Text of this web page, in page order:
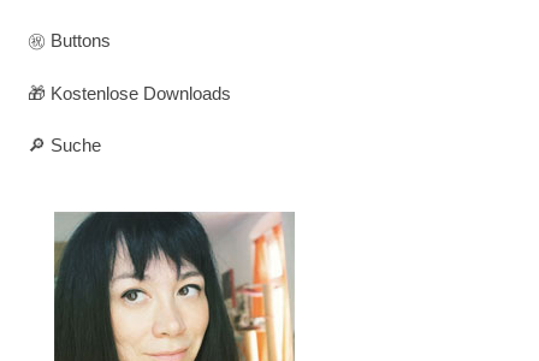
㊗️ Buttons
🎁 Kostenlose Downloads
🔎 Suche